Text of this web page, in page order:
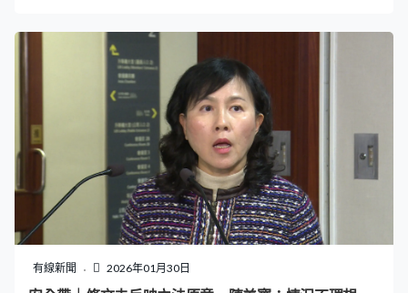
的新法例僅生效了5天便告終結，政府宣布刪除法例，再無
法例要求巴士乘客佩戴安全帶。王先生：「沒有條例當然
就不會戴。怕罰錢才會下意識戴安全帶，而不是為了安
全。」蔣先生：「實施後突然因為這事情而要立即取消，
有點兒戲。」李先生：「政策當初推出，市民一般好像未
有全面接觸、了解過，好說不好聽，硬上馬一樣。」 事源
立法會前議員江玉歡發現上屆立法會通過的法例條文，列
明只適用於法例生效後登記的巴士，即幾乎所有現時路面
行駛的巴士都不受規管。運輸及物流局局長陳美寶主動會
見傳媒，承認條文未能反映立法原意，政府會刪除相關法
律條文。 陳美寶：「我們經徵詢律政司法律意見，認為有
關乘客在專營巴士及非專營巴士上需要佩戴安全帶的法律
有線新聞 2026年01月30日